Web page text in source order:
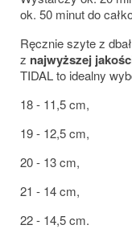
ok. 50 minut do
Ręcznie szyte z
z najwyższej
TIDAL to idealny
18 - 11,5 cm,
19 - 12,5 cm,
20 - 13 cm,
21 - 14 cm,
22 - 14,5 cm.